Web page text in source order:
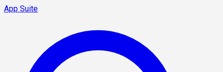
App Suite